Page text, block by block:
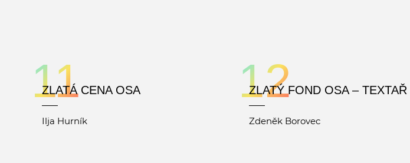
11
ZLATÁ CENA OSA
Ilja Hurník
12
ZLATÝ FOND OSA – TEXTAŘ
Zdeněk Borovec